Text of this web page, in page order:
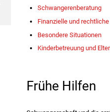
Schwangerenberatung
Finanzielle und
Besondere Situationen
Kinderbetreuung und
Frühe Hilfen